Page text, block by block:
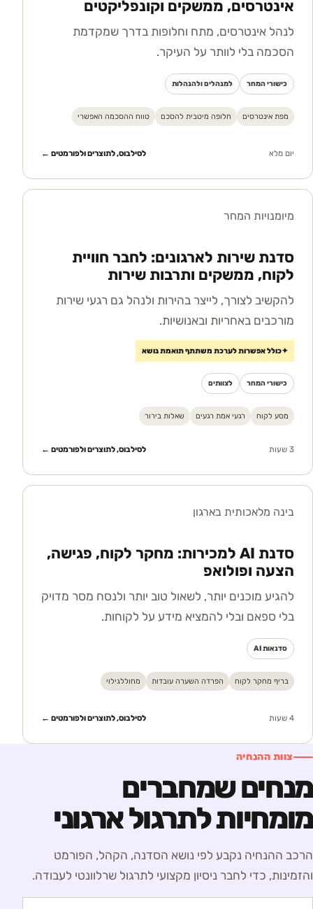
אינטרסים, ממשקים וקונפליקטים
לנהל אינטרסים, מתח וחלופות בדרך שמקדמת
הסכמה בלי לוותר על העיקר.
כישורי המחר למנהלים ולהנהלות
מפת אינטרסים חלופה מיטבית להסכם טווח ההסכמה האפשרי
יום מלא לסילבוס, לתוצרים ולפורמטים ←
מיומנויות המחר
סדנת שירות לארגונים: לחבר חוויית
לקוח, ממשקים ותרבות שירות
להקשיב לצורך, לייצר בהירות ולנהל גם רגעי שירות
מורכבים באחריות ובאנושיות.
✦כולל אפשרות לערכת משתתף תואמת נושא
כישורי המחר לצוותים
מסע לקוח רגעי אמת רגעים שאלות בירור
3 שעות לסילבוס, לתוצרים ולפורמטים ←
בינה מלאכותית בארגון
סדנת AI למכירות: מחקר לקוח, פגישה,
הצעה ופולואפ
להגיע מוכנים יותר, לשאול טוב יותר ולנסח מסר מדויק
בלי ספאם ובלי להמציא מידע על לקוחות.
סדנאות AI
בריף מחקר לקוח הפרדה השערה עובדות מחוללגילוי
4 שעות לסילבוס, לתוצרים ולפורמטים ←
צוות ההנחיה
מנחים שמחברים
מומחיות לתרגול ארגוני
הרכב ההנחיה נקבע לפי נושא הסדנה, הקהל, הפורמט
והזמינות, כדי לחבר ניסיון מקצועי לתרגול שרלוונטי לעבודה.